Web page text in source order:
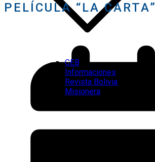
CEB
Informaciones
Revista Bolivia
Misionera
PELÍCULA “LA CARTA”